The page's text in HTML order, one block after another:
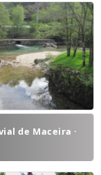
de Maceira ·